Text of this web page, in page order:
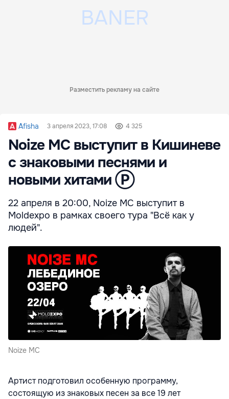
Разместить рекламу на сайте
Afisha 3 апреля 2023, 17:08 4 325
Noize MC выступит в Кишиневе
с знаковыми песнями и
новыми хитами Ⓟ
22 апреля в 20:00, Noize MC выступит в
Moldexpo в рамках своего тура "Всё как у
людей".
Noize MC
Aртист подготовил особенную программу,
состоящую из знаковых песен за все 19 лет